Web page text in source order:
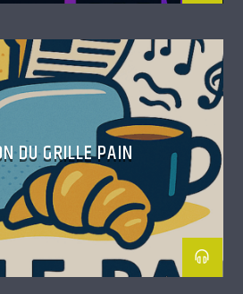
DU GRILLE PAIN